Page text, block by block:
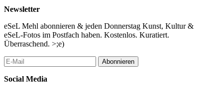
Steiner (SteinerWeiss / Soundküche, Graz)
Windom (Black Celebration, Wien)
...Mehr lesen
Newsletter
eSeL Mehl abonnieren & jeden Donnerstag Kunst, Kultur &
eSeL-Fotos im Postfach haben. Kostenlos. Kuratiert.
Überraschend. >;e)
Abonnieren
Social Media